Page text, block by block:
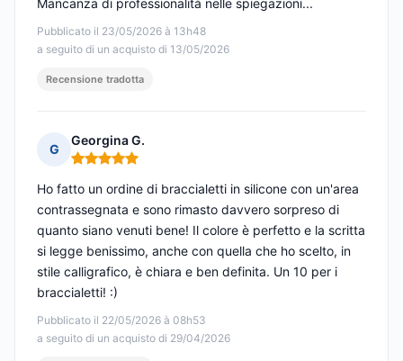
Pubblicato il 23/05/2026 à 13h48
a seguito di un acquisto di 13/05/2026
Mancanza di professionalità nelle spiegazioni...
Recensione tradotta
G
Georgina G.
Nota: 5 su 5
Pubblicato il 22/05/2026 à 08h53
a seguito di un acquisto di 29/04/2026
Ho fatto un ordine di braccialetti in silicone con un'area
contrassegnata e sono rimasto davvero sorpreso di
quanto siano venuti bene! Il colore è perfetto e la scritta
si legge benissimo, anche con quella che ho scelto, in
stile calligrafico, è chiara e ben definita. Un 10 per i
braccialetti! :)